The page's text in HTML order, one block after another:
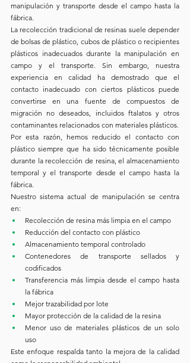
manipulación y transporte desde el campo hasta la
fábrica.
La recolección tradicional de resinas suele depender
de bolsas de plástico, cubos de plástico o recipientes
plásticos inadecuados durante la manipulación en
campo y el transporte. Sin embargo, nuestra
experiencia en calidad ha demostrado que el
contacto inadecuado con ciertos plásticos puede
convertirse en una fuente de compuestos de
migración no deseados, incluidos ftalatos y otros
contaminantes relacionados con materiales plásticos.
Por esta razón, hemos reducido el contacto con
plástico siempre que ha sido técnicamente posible
durante la recolección de resina, el almacenamiento
temporal y el transporte desde el campo hasta la
fábrica.
Nuestro sistema actual de manipulación se centra
en:
Recolección de resina más limpia en el campo
Reducción del contacto con plástico
Almacenamiento temporal controlado
Contenedores de transporte sellados y
codificados
Transferencia más limpia desde el campo hasta
la fábrica
Mejor trazabilidad por lote
Mayor protección de la calidad de la resina
Menor uso de materiales plásticos de un solo
uso
Este enfoque respalda tanto la mejora de la calidad